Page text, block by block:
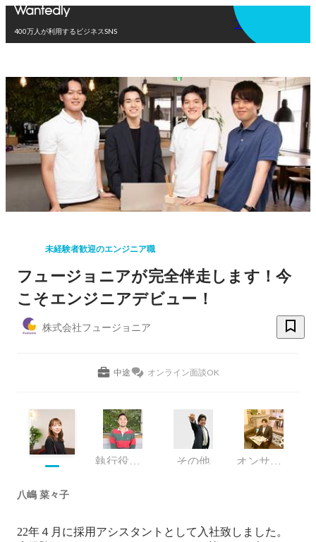
400万人が利用するビジネスSNS
アプリを使う
未経験者歓迎のエンジニア職
フュージョニアが完全伴走します！今
こそエンジニアデビュー！
株式会社フュージョニア
中途 オンライン面談OK
執行役員 兼 IXISCREATE(株)代表取締役 その他 オンサイトサービス事業部 営業
八嶋 菜々子
22年４月に採用アシスタントとして入社致しました。